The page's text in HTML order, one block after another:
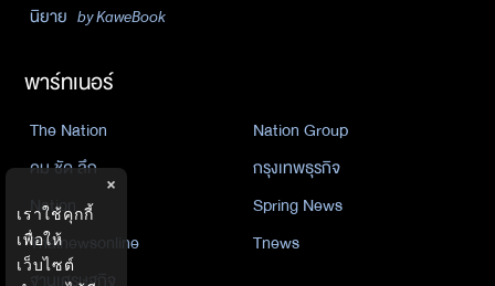
นิยาย by KaweBook
พาร์ทเนอร์
The Nation
Nation Group
คม ชัด ลึก
กรุงเทพธุรกิจ
Nation
Spring News
Thainewsonline
Tnews
ฐานเศรษฐกิจ
×
เราใช้คุกกี้
เพื่อให้
เว็บไซต์